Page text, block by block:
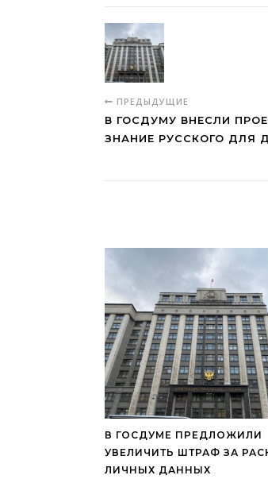
ПРЕДЫДУЩИЕ
В ГОСДУМУ ВНЕСЛИ
ЗНАНИЕ РУССКОГО ДЛЯ
В ГОСДУМЕ ПРЕДЛОЖИЛИ
УВЕЛИЧИТЬ ШТРАФ ЗА
ЛИЧНЫХ ДАННЫХ